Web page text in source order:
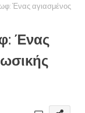
Ένας αγιασμένος
Ένας